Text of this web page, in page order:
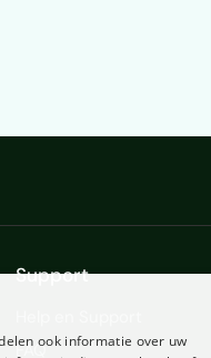
Support
FAQook informatie over uw